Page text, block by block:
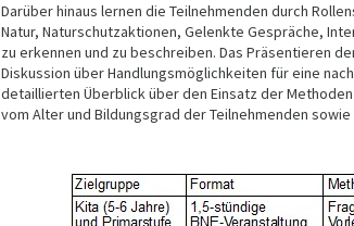
Darüber hinaus lernen die Teilnehmenden durch
Natur, Naturschutzaktionen, Gelenkte Gespräche,
zu erkennen und zu beschreiben. Das Präsentieren
Diskussion über Handlungsmöglichkeiten für eine
detaillierten Überblick über den Einsatz der
vom Alter und Bildungsgrad der Teilnehmenden